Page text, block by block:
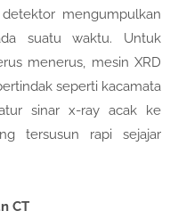
mengumpulkan
suatu waktu. Untuk
menerus, mesin XRD
seperti kacamata
sinar x-ray acak ke
tersusun rapi sejajar
CT